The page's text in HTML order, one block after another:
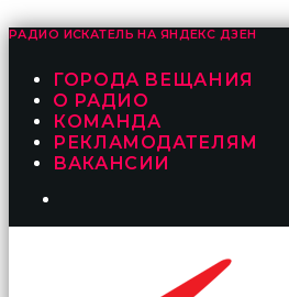
РАДИО ИСКАТЕЛЬ НА ЯНДЕКС ДЗЕН
ГОРОДА ВЕЩАНИЯ
О РАДИО
КОМАНДА
РЕКЛАМОДАТЕЛЯМ
ВАКАНСИИ